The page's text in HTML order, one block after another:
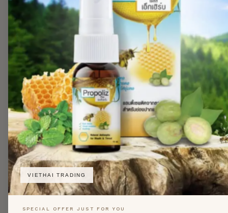
VIETHAI TRADING
SPECIAL OFFER JUST FOR YOU